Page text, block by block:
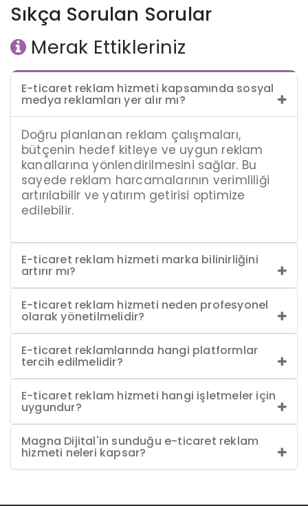
Sıkça Sorulan Sorular
Merak Ettikleriniz
E-ticaret reklam hizmeti kapsamında sosyal
medya reklamları yer alır mı?
Doğru planlanan reklam çalışmaları,
bütçenin hedef kitleye ve uygun reklam
kanallarına yönlendirilmesini sağlar. Bu
sayede reklam harcamalarının verimliliği
artırılabilir ve yatırım getirisi optimize
edilebilir.
E-ticaret reklam hizmeti marka bilinirliğini
artırır mı?
E-ticaret reklam hizmeti neden profesyonel
olarak yönetilmelidir?
E-ticaret reklamlarında hangi platformlar
tercih edilmelidir?
E-ticaret reklam hizmeti hangi işletmeler için
uygundur?
Magna Dijital'in sunduğu e-ticaret reklam
hizmeti neleri kapsar?